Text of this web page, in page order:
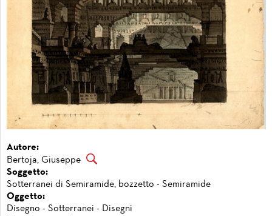
Autore:
Bertoja, Giuseppe
Soggetto:
Sotterranei di Semiramide, bozzetto - Semiramide
Oggetto:
Disegno - Sotterranei - Disegni